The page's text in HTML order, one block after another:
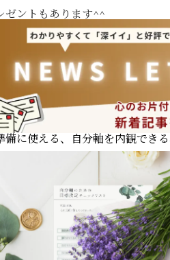
ゼントもあります^^
に使える、自分軸を内観でき